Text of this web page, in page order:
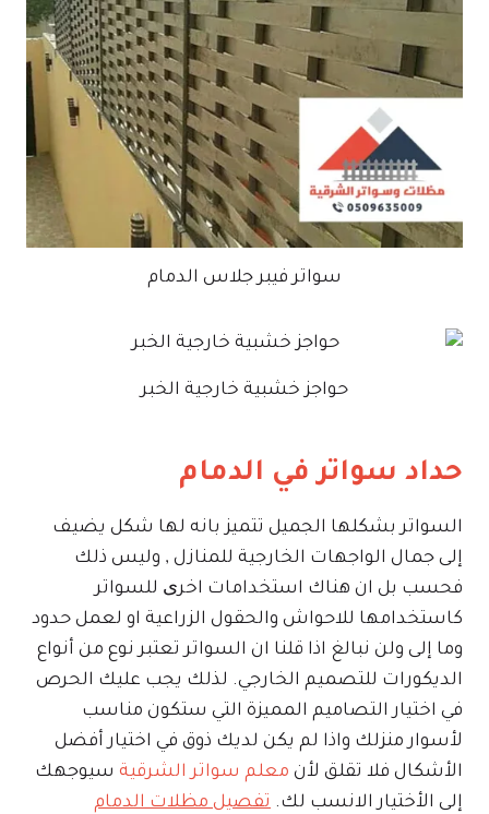
سواتر فيبر جلاس الدمام
حواجز خشبية خارجية الخبر
حداد سواتر في الدمام
السواتر بشكلها الجميل تتميز بانه لها شكل يضيف
إلى جمال الواجهات الخارجية للمنازل , وليس ذلك
فحسب بل ان هناك استخدامات اخرﻯ للسواتر
كاستخدامها للاحواش والحقول الزراعية او لعمل حدود
وما إلى ولن نبالغ اذا قلنا ان السواتر تعتبر نوع من أنواع
الديكورات للتصميم الخارجي. لذلك يجب عليك الحرص
في اختيار التصاميم المميزة التي ستكون مناسب
لأسوار منزلك واذا لم يكن لديك ذوق في اختيار أفضل
الأشكال فلا تقلق لأن معلم سواتر الشرقية سيوجهك
إلى الأختيار الانسب لك. تفصيل مظلات الدمام